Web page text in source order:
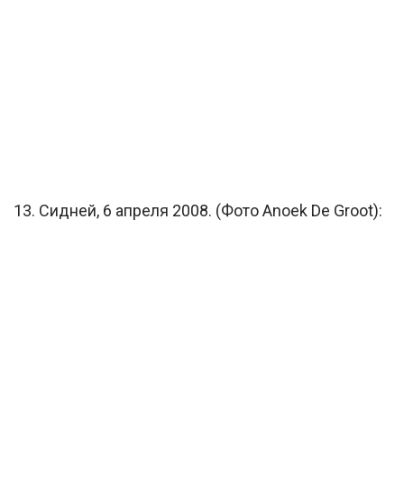
13. Сидней, 6 апреля 2008. (Фото Anoek De Groot):